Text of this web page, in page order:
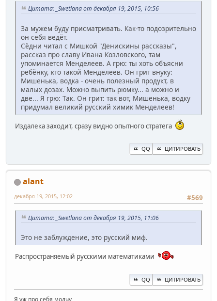
Цитата: _Swetlana от декабря 19, 2015, 10:56
За мужем буду присматривать. Как-то подозрительно
он себя ведёт.
Сёдни читал с Мишкой "Денискины рассказы",
рассказ про славу Ивана Козловского, там
упоминается Менделеев. А грю: ты хоть объясни
ребёнку, кто такой Менделеев. Он грит внуку:
Мишенька, водка - очень полезный продукт, в
малых дозах. Можно выпить рюмку... а можно и
две... Я грю: Так. Он грит: так вот, Мишенька, водку
придумал великий русский химик Менделеев!
Издалека заходит, сразу видно опытного стратега
QQ ЦИТИРОВАТЬ
alant
#569
декабря 19, 2015, 12:02
Цитата: _Swetlana от декабря 19, 2015, 11:06
Это не заблуждение, это русский миф.
Распространяемый русскими математиками
QQ ЦИТИРОВАТЬ
Я уж про себя молчу